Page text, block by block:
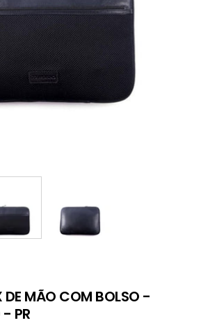
DE MÃO COM BOLSO -
PR